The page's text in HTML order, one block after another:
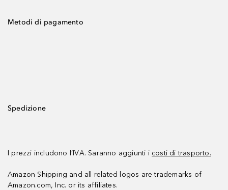
Metodi di pagamento
Spedizione
I prezzi includono l’IVA. Saranno aggiunti i costi di trasporto.
Amazon Shipping and all related logos are trademarks of
Amazon.com, Inc. or its affiliates.